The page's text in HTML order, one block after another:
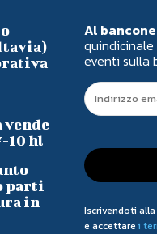
10 hl
parti
in
Al bancone
eventi sulla
Iscrivendoti
e accettare i